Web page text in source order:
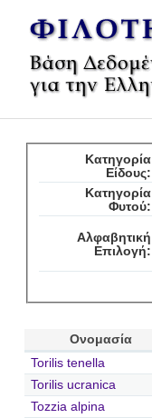
Κατηγορία
Είδους:
Κατηγορία
Φυτού:
Αλφαβητική
Επιλογή:
Ονομασία
Torilis tenella
Torilis ucranica
Tozzia alpina